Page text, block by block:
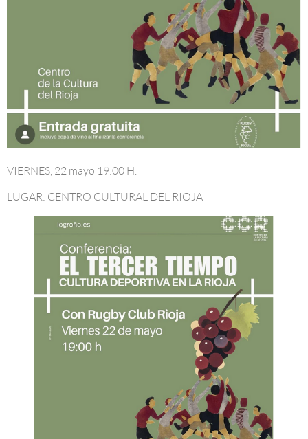
VIERNES, 22 mayo 19:00 H.
LUGAR: CENTRO CULTURAL DEL RIOJA